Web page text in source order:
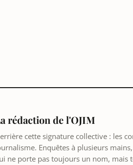
rédaction de l'OJIM
cette signature collective : les
Enquêtes à plusieurs
ne porte pas toujours un nom, mais